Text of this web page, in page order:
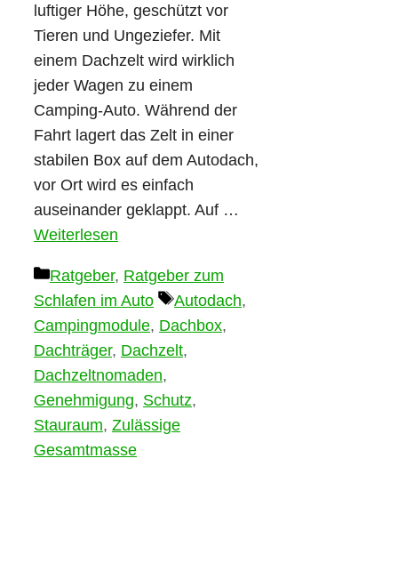
luftiger Höhe, geschützt vor
Tieren und Ungeziefer. Mit
einem Dachzelt wird wirklich
jeder Wagen zu einem
Camping-Auto. Während der
Fahrt lagert das Zelt in einer
stabilen Box auf dem Autodach,
vor Ort wird es einfach
auseinander geklappt. Auf …
Weiterlesen
Kategorien
Ratgeber, Ratgeber zum
Schlafen im Auto
Schlagwörter
Autodach,
Campingmodule, Dachbox,
Dachträger, Dachzelt,
Dachzeltnomaden,
Genehmigung, Schutz,
Stauraum, Zulässige
Gesamtmasse